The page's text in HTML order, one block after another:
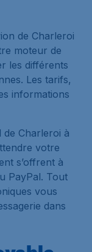
de Charleroi
moteur de
les différents
Les tarifs,
informations
Charleroi à
votre
s’offrent à
PayPal. Tout
vous
dans